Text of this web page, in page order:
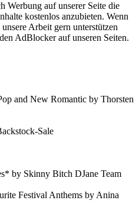
Werbung auf unserer Seite die
kostenlos anzubieten. Wenn
Arbeit gern unterstützen
AdBlocker auf unseren Seiten.
and New Romantic by Thorsten
Sale
by Skinny Bitch DJane Team
Festival Anthems by Anina